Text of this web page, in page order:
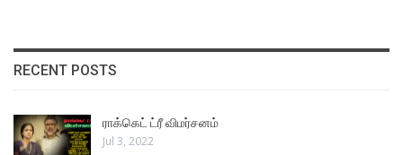
RECENT POSTS
ராக்கெட் ட்ரீ விமர்சனம்
Jul 3, 2022